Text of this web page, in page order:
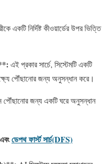
একটি নির্দিষ্ট কীওয়ার্ডের উপর ভিত্তি
এই প্রকার সার্চে, সিস্টেমটি একটি
পৌঁছানোর জন্য অনুসন্ধান করে।
পৌঁছানোর জন্য একটি ঘরে অনুসন্ধান
এবংডেপথ ফার্স্ট সার্চ(DFS)